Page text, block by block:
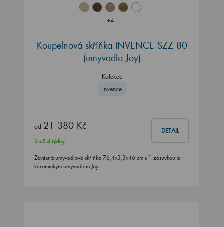
+4
Koupelnová skříňka INVENCE SZZ 80
(umyvadlo Joy)
Kolekce
Invence
od 21 380 Kč DETAIL
2 až 4 týdny
Závěsná umyvadlová skříňka 76,4x3,3x46 cm s 1 zásuvkou a
keramickým umyvadlem Joy